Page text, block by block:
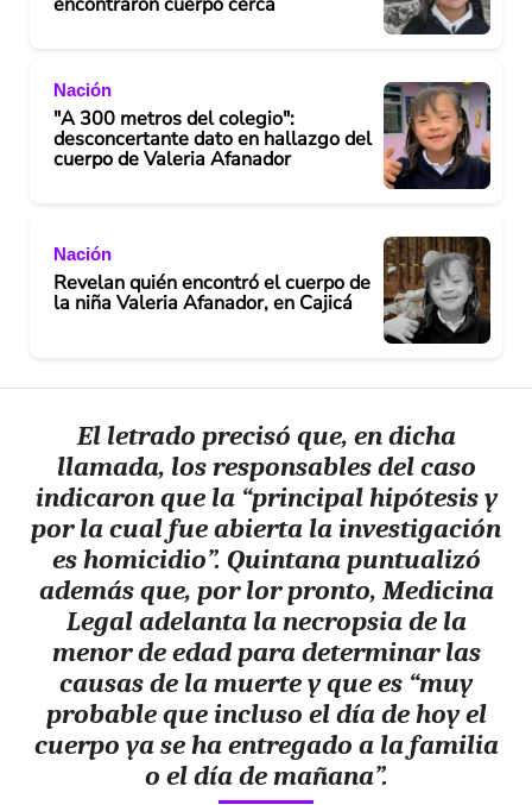
Nación
"A 300 metros del colegio":
desconcertante dato en hallazgo del
cuerpo de Valeria Afanador
Nación
Revelan quién encontró el cuerpo de
la niña Valeria Afanador, en Cajicá
El letrado precisó que, en dicha
llamada, los responsables del caso
indicaron que la “principal hipótesis y
por la cual fue abierta la investigación
es homicidio”. Quintana puntualizó
además que, por lor pronto, Medicina
Legal adelanta la necropsia de la
menor de edad para determinar las
causas de la muerte y que es “muy
probable que incluso el día de hoy el
cuerpo ya se ha entregado a la familia
o el día de mañana”.